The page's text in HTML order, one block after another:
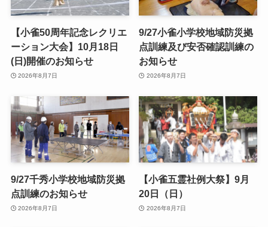
【小雀50周年記念レクリエ
ーション大会】10月18日
(日)開催のお知らせ
2026年8月7日
9/27小雀小学校地域防災拠
点訓練及び安否確認訓練の
お知らせ
2026年8月7日
9/27千秀小学校地域防災拠
点訓練のお知らせ
2026年8月7日
【小雀五霊社例大祭】9月
20日（日）
2026年8月7日